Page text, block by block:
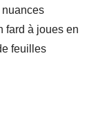
nuances
fard à joues en
feuilles